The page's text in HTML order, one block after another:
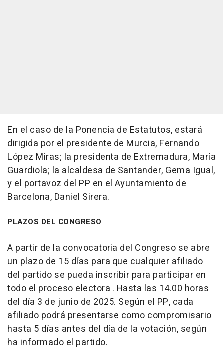
En el caso de la Ponencia de Estatutos, estará
dirigida por el presidente de Murcia, Fernando
López Miras; la presidenta de Extremadura, María
Guardiola; la alcaldesa de Santander, Gema Igual,
y el portavoz del PP en el Ayuntamiento de
Barcelona, Daniel Sirera.
PLAZOS DEL CONGRESO
A partir de la convocatoria del Congreso se abre
un plazo de 15 días para que cualquier afiliado
del partido se pueda inscribir para participar en
todo el proceso electoral. Hasta las 14.00 horas
del día 3 de junio de 2025. Según el PP, cada
afiliado podrá presentarse como compromisario
hasta 5 días antes del día de la votación, según
ha informado el partido.